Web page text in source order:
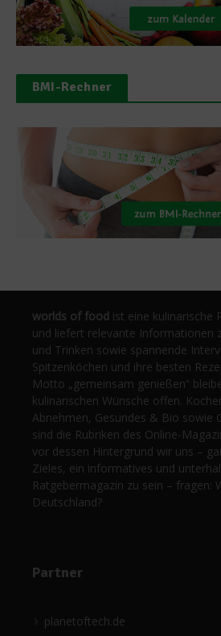
BMI-Rechner
worlds of food ist eine kulinarische
und liefert relevante Informationen
und Trinken sowie spannende
Spitzenköchen und ihre besten
Motto „gemeinsam genießen“
kulinarischen Wünsche offen.
Abnehmen, Gesundes & Bio sowie
sind die Rubriken des Online-
vor dessen Hintergrund wir uns –
Zieles, ein informatives und
Ratgebermagazin zu sein – fragen:
Deutschland?
Partner
planetoftech.de